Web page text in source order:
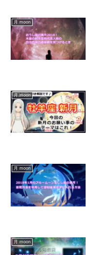
月 moon
月 moon
月 moon
月 moon